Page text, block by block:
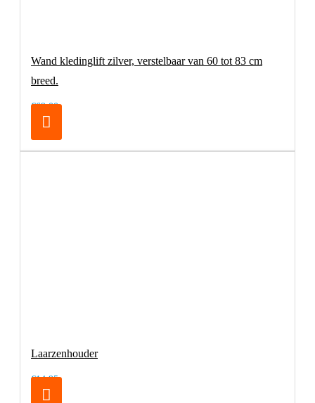
Wand kledinglift zilver, verstelbaar van 60 tot 83 cm
breed.
€69,00
Laarzenhouder
€14,95